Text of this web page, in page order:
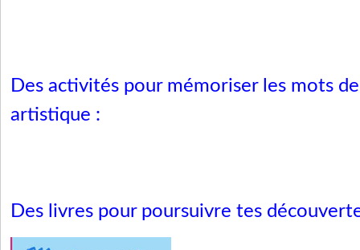
Des activités pour mémoriser les mots
artistique :
Des livres pour poursuivre tes